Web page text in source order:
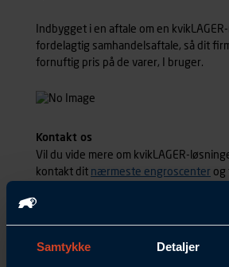
Samtykke Detaljer
Indbygget i en aftale om en
fordelagtig samhandelsaftale, så dit
fornuftig pris på de varer, I bruger.
Kontakt os
Vil du vide mere om kvikLAGER-
kontakt dit nærmeste engroscenter og